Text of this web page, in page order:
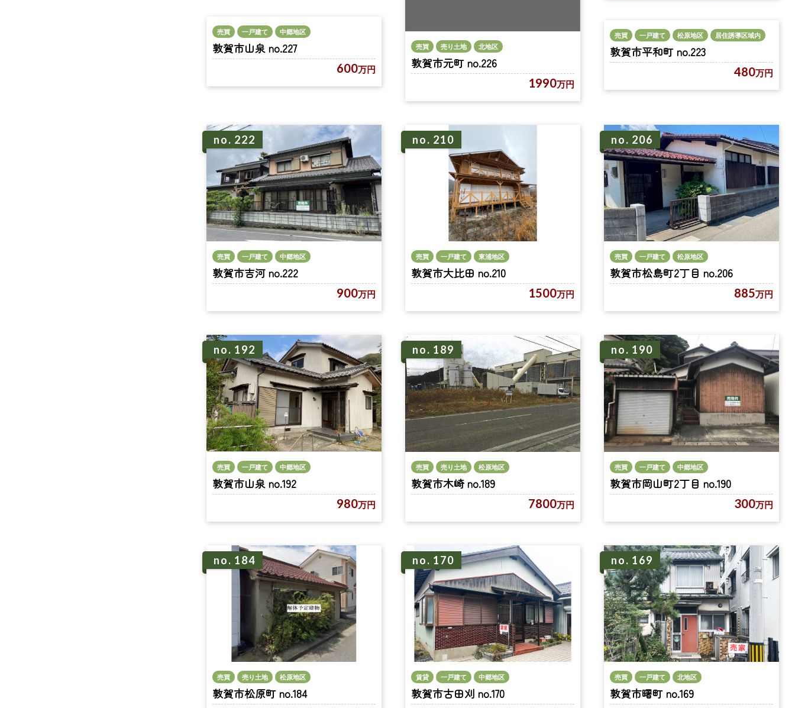
売買 一戸建て 中郷地区
敦賀市山泉 no.227
600万円
売買 売り土地 北地区
敦賀市元町 no.226
1990万円
売買 一戸建て 松原地区 居住誘導区域内
敦賀市平和町 no.223
480万円
no. 222
売買 一戸建て 中郷地区
敦賀市吉河 no.222
900万円
no. 210
売買 一戸建て 東浦地区
敦賀市大比田 no.210
1500万円
no. 206
売買 一戸建て 松原地区
敦賀市松島町2丁目 no.206
885万円
no. 192
売買 一戸建て 中郷地区
敦賀市山泉 no.192
980万円
no. 189
売買 売り土地 松原地区
敦賀市木崎 no.189
7800万円
no. 190
売買 一戸建て 中郷地区
敦賀市岡山町2丁目 no.190
300万円
no. 184
売買 売り土地 松原地区
敦賀市松原町 no.184
no. 170
賃貸 一戸建て 中郷地区
敦賀市古田刈 no.170
no. 169
売買 一戸建て 北地区
敦賀市曙町 no.169